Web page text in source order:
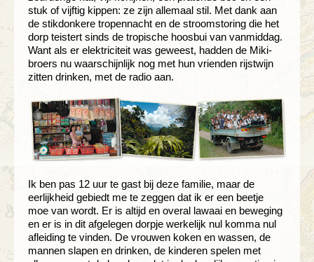
stuk of vijftig kippen: ze zijn allemaal stil. Met dank aan
de stikdonkere tropennacht en de stroomstoring die het
dorp teistert sinds de tropische hoosbui van vanmiddag.
Want als er elektriciteit was geweest, hadden de Miki-
broers nu waarschijnlijk nog met hun vrienden rijstwijn
zitten drinken, met de radio aan.
Ik ben pas 12 uur te gast bij deze familie, maar de
eerlijkheid gebiedt me te zeggen dat ik er een beetje
moe van wordt. Er is altijd en overal lawaai en beweging
en er is in dit afgelegen dorpje werkelijk nul komma nul
afleiding te vinden. De vrouwen koken en wassen, de
mannen slapen en drinken, de kinderen spelen met